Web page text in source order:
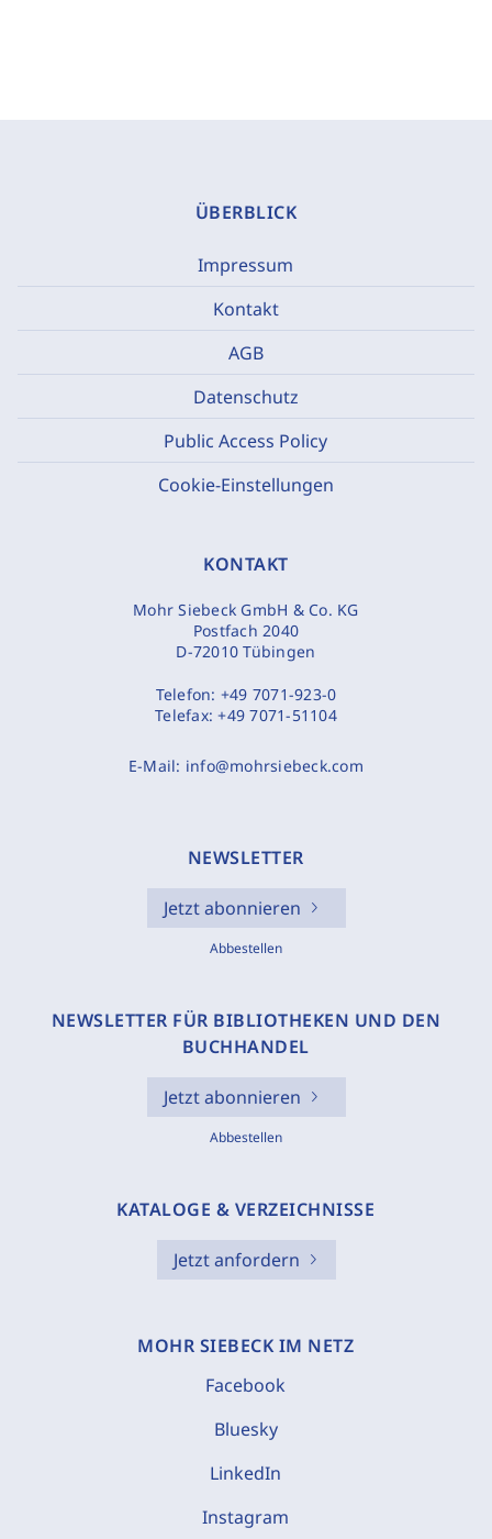
ÜBERBLICK
Impressum
Kontakt
AGB
Datenschutz
Public Access Policy
Cookie-Einstellungen
KONTAKT
Mohr Siebeck GmbH & Co. KG
Postfach 2040
D-72010 Tübingen
Telefon: +49 7071-923-0
Telefax:+49 7071-51104
E-Mail: info@mohrsiebeck.com
NEWSLETTER
Jetzt abonnieren
Abbestellen
NEWSLETTER FÜR BIBLIOTHEKEN UND DEN
BUCHHANDEL
Jetzt abonnieren
Abbestellen
KATALOGE & VERZEICHNISSE
Jetzt anfordern
MOHR SIEBECK IM NETZ
Facebook
Bluesky
LinkedIn
Instagram